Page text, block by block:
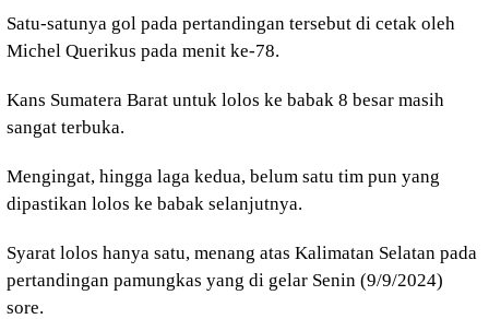
Satu-satunya gol pada pertandingan tersebut di cetak oleh
Michel Querikus pada menit ke-78.
Kans Sumatera Barat untuk lolos ke babak 8 besar masih
sangat terbuka.
Mengingat, hingga laga kedua, belum satu tim pun yang
dipastikan lolos ke babak selanjutnya.
Syarat lolos hanya satu, menang atas Kalimatan Selatan pada
pertandingan pamungkas yang di gelar Senin (9/9/2024)
sore.